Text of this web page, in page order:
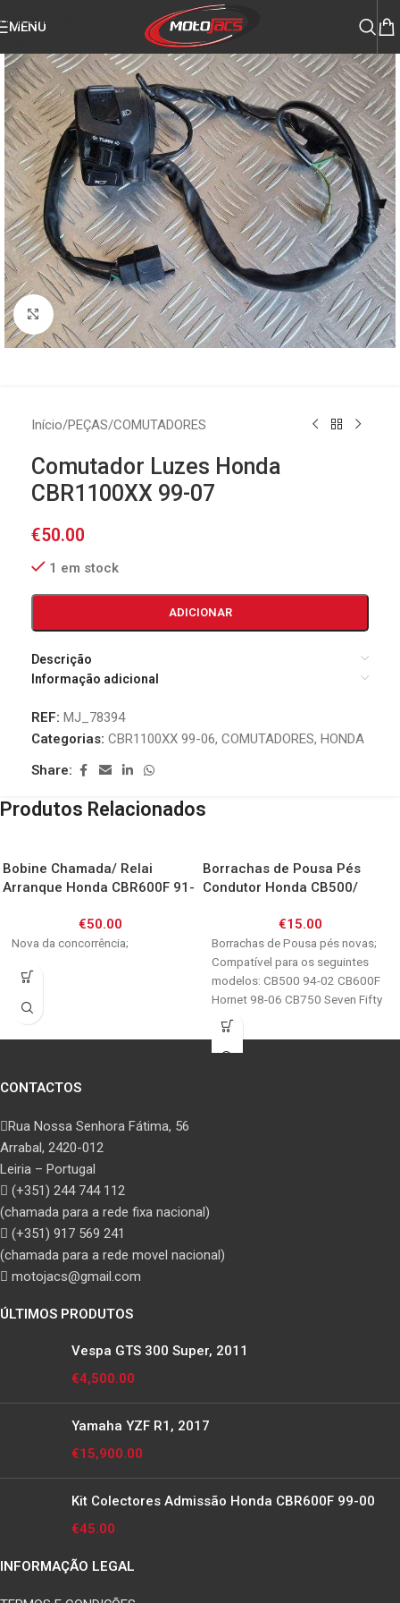
Skip to navigation
MENU
Click to enlarge
Início/PEÇAS/COMUTADORES
Comutador Luzes Honda
CBR1100XX 99-07
€50.00
1 em stock
ADICIONAR
Descrição
Informação adicional
REF: MJ_78394
Categorias: CBR1100XX 99-06, COMUTADORES, HONDA
Share:
Produtos Relacionados
Bobine Chamada/ Relai
Arranque Honda CBR600F 91-
CBR1000F 93-95/ CBR1100XX
97-03/ CBR600RR 03-14/
€50.00
Nova da concorrência;
Borrachas de Pousa Pés
Condutor Honda CB500/
VFR800/ VTR1000/ XL1000V /
CBR1100XX
€15.00
Borrachas de Pousa pés novas;
Compatível para os seguintes
modelos: CB500 94-02 CB600F
Hornet 98-06 CB750 Seven Fifty
92-01 CB900F
CONTACTOS
Rua Nossa Senhora Fátima, 56
Arrabal, 2420-012
Leiria – Portugal
(+351) 244 744 112
(chamada para a rede fixa nacional)
(+351) 917 569 241
(chamada para a rede movel nacional)
motojacs@gmail.com
ÚLTIMOS PRODUTOS
Vespa GTS 300 Super, 2011
€4,500.00
Yamaha YZF R1, 2017
€15,900.00
Kit Colectores Admissão Honda CBR600F 99-00
€45.00
INFORMAÇÃO LEGAL